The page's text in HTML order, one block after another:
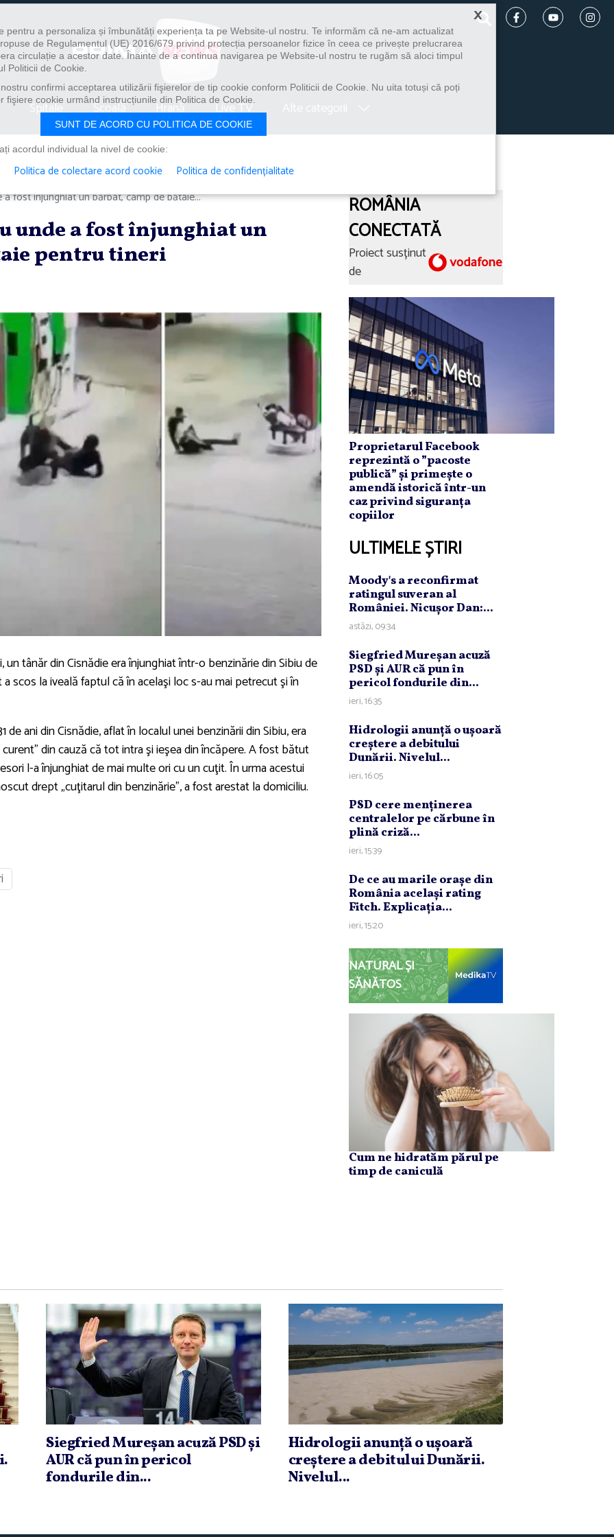
Spitale Școală Hrană Live TV
a fost înjunghiat un bărbat, câmp de bătaie...
unde a fost înjunghiat un
pentru tineri
tânăr din Cisnădie era înjunghiat într-o benzinărie din Sibiu de
scos la iveală faptul că în acelaşi loc s-au mai petrecut şi în
de ani din Cisnădie, aflat în localul unei benzinării din Sibiu, era
din cauză că tot intra şi ieşea din încăpere. A fost bătut
l-a înjunghiat de mai multe ori cu un cuţit. În urma acestui
drept „cuţitarul din benzinărie”, a fost arestat la domiciliu.
ROMÂNIA
CONECTATĂ
Proiect susținut
de
Proprietarul Facebook
reprezintă o ”pacoste
publică” și primește o
amendă istorică într-un
caz privind siguranța
copiilor
ULTIMELE ȘTIRI
Moody's a reconfirmat
ratingul suveran al
României. Nicuşor Dan:...
astăzi, 09:34
Siegfried Mureşan acuză
PSD şi AUR că pun în
pericol fondurile din...
ieri, 16:35
Hidrologii anunţă o uşoară
creştere a debitului
Dunării. Nivelul...
ieri, 16:05
PSD cere menţinerea
centralelor pe cărbune în
plină criză...
ieri, 15:39
De ce au marile oraşe din
România acelaşi rating
Fitch. Explicaţia...
ieri, 15:20
NATURAL ȘI
SĂNĂTOS
Cum ne hidratăm părul pe
timp de caniculă
Siegfried Mureşan acuză PSD şi
AUR că pun în pericol
fondurile din...
Hidrologii anunţă o uşoară
creştere a debitului Dunării.
Nivelul...
×
pentru a personaliza și îmbunătăți experiența ta pe Website-ul nostru. Te informăm că ne-am actualizat
de Regulamentul (UE) 2016/679 privind protecția persoanelor fizice în ceea ce privește prelucrarea
circulație a acestor date. Înainte de a continua navigarea pe Website-ul nostru te rugăm să aloci timpul
Politicii de Cookie.
confirmi acceptarea utilizării fişierelor de tip cookie conform Politicii de Cookie. Nu uita totuși că poți
cookie urmând instrucțiunile din Politica de Cookie.
SUNT DE ACORD CU POLITICA DE COOKIE
acordul individual la nivel de cookie:
Politica de colectare acord cookie Politica de confidențialitate